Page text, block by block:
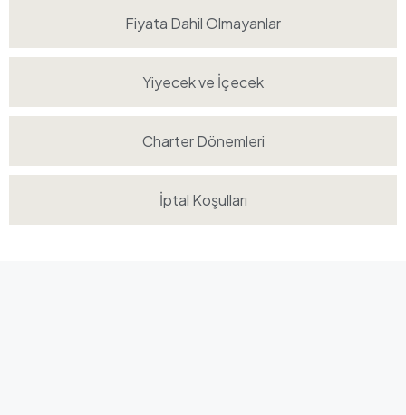
Fiyata Dahil Olmayanlar
Yiyecek ve İçecek
Charter Dönemleri
İptal Koşulları